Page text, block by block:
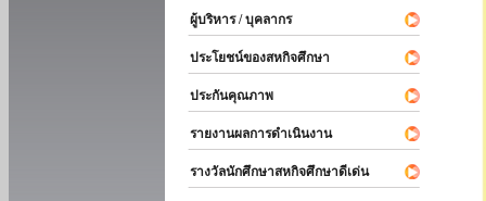
ผู้บริหาร / บุคลากร
ประโยชน์ของสหกิจศึกษา
ประกันคุณภาพ
รายงานผลการดำเนินงาน
รางวัลนักศึกษาสหกิจศึกษาดีเด่น